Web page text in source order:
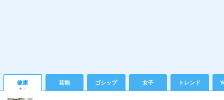
健康 芸能 ゴシップ 女子 トレンド